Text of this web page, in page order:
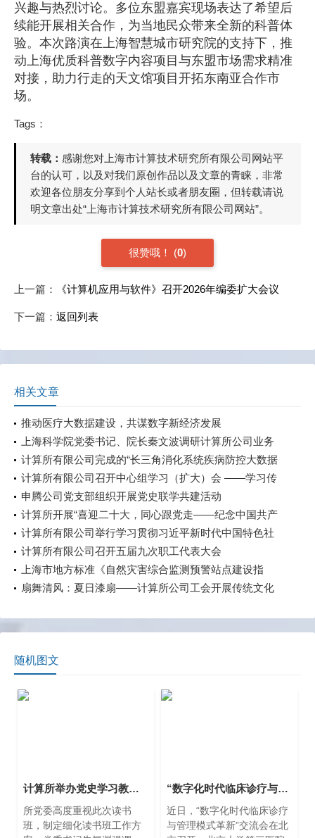
兴趣与热烈讨论。多位东盟嘉宾现场表达了希望后
续能开展相关合作，为当地民众带来全新的科普体
验。本次路演在上海智慧城市研究院的支持下，推
动上海优质科普数字内容项目与东盟市场需求精准
对接，助力行走的天文馆项目开拓东南亚合作市
场。
Tags：
转载： 感谢您对上海市计算技术研究所有限公司网站平
台的认可，以及对我们原创作品以及文章的青睐，非常
欢迎各位朋友分享到个人站长或者朋友圈，但转载请说
明文章出处“上海市计算技术研究所有限公司网站”。
很赞哦！ (0)
上一篇： 《计算机应用与软件》召开2026年编委扩大会议
下一篇： 返回列表
相关文章
推动医疗大数据建设，共谋数字新经济发展
上海科学院党委书记、院长秦文波调研计算所公司业务
板块
计算所有限公司完成的“长三角消化系统疾病防控大数据
创新示范应用”被收录于上海市科委《2022年科技年鉴》
现代服务业板块
计算所有限公司召开中心组学习（扩大）会 ——学习传
达全国两会精神
申腾公司党支部组织开展党史联学共建活动
计算所开展“喜迎二十大，同心跟党走——纪念中国共产
党统一战线政策提出100周年”专题交流活动
计算所有限公司举行学习贯彻习近平新时代中国特色社
会主义思想主题教育动员大会
计算所有限公司召开五届九次职工代表大会
上海市地方标准《自然灾害综合监测预警站点建设指
南》获市场监管局批准发布
扇舞清风：夏日漆扇——计算所公司工会开展传统文化
随机图文
计算所举办党史学习教育专题读书班
所党委高度重视此次读书
班，制定细化读书班工作方
“数字化时代临床诊疗与管理模式革新”交流会在京召开
近日，“数字化时代临床诊疗
与管理模式革新”交流会在北